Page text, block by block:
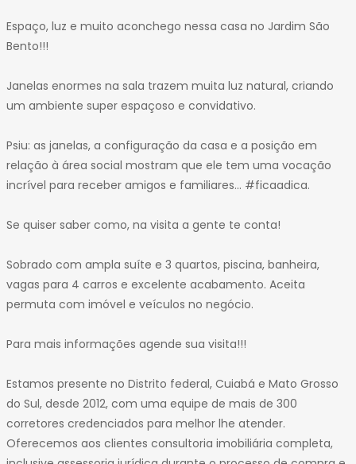
25
26
28
29
31
32
33
35
37
38
39
41
43
44
45
46
Espaço, luz e muito aconchego nessa casa no Jardim São
Bento!!!
Janelas enormes na sala trazem muita luz natural, criando
um ambiente super espaçoso e convidativo.
Psiu: as janelas, a configuração da casa e a posição em
relação à área social mostram que ele tem uma vocação
incrível para receber amigos e familiares... #ficaadica.
Se quiser saber como, na visita a gente te conta!
Sobrado com ampla suíte e 3 quartos, piscina, banheira,
vagas para 4 carros e excelente acabamento. Aceita
permuta com imóvel e veículos no negócio.
Para mais informações agende sua visita!!!
Estamos presente no Distrito federal, Cuiabá e Mato Grosso
do Sul, desde 2012, com uma equipe de mais de 300
corretores credenciados para melhor lhe atender.
Oferecemos aos clientes consultoria imobiliária completa,